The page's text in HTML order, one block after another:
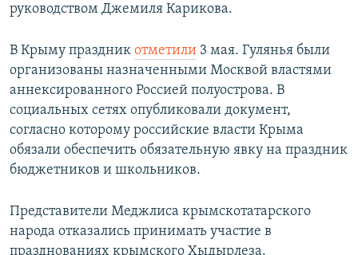
руководством Джемиля Карикова.
В Крыму праздник отметили 3 мая. Гулянья были
организованы назначенными Москвой властями
аннексированного Россией полуострова. В
социальных сетях опубликовали документ,
согласно которому российские власти Крыма
обязали обеспечить обязательную явку на праздник
бюджетников и школьников.
Представители Меджлиса крымскотатарского
народа отказались принимать участие в
празднованиях крымского Хыдырлеза.